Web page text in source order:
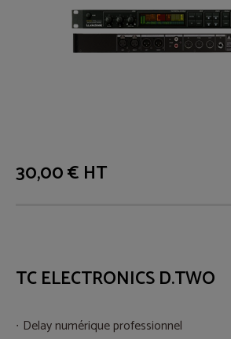
30,00 € HT
TC ELECTRONICS D.TWO
Delay numérique professionnel